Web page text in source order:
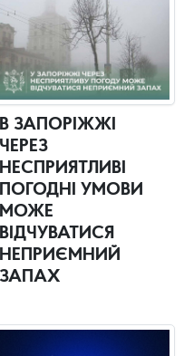
В ЗАПОРІЖЖІ
ЧЕРЕЗ
НЕСПРИЯТЛИВІ
ПОГОДНІ УМОВИ
МОЖЕ
ВІДЧУВАТИСЯ
НЕПРИЄМНИЙ
ЗАПАХ